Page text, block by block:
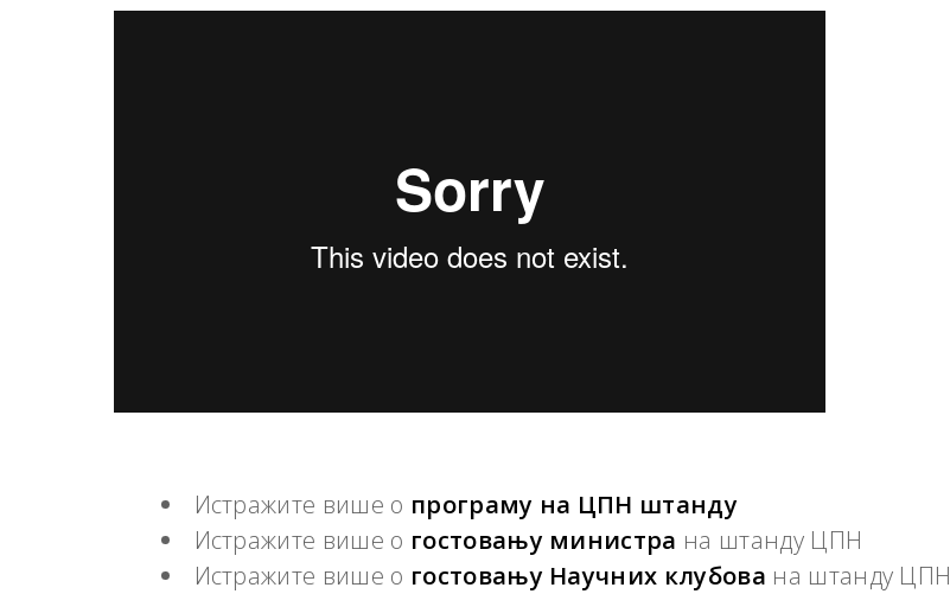
Истражите више о програму на ЦПН штанду
Истражите више о гостовању министра на штанду ЦПН
Истражите више о гостовању Научних клубова на штанду ЦПН